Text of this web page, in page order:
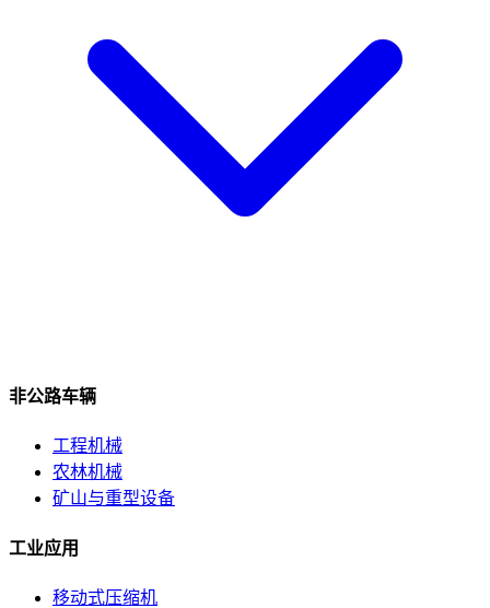
非公路车辆
工程机械
农林机械
矿山与重型设备
工业应用
移动式压缩机